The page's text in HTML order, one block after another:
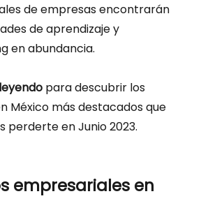
de empresas encontrarán
de aprendizaje y
en abundancia.
para descubrir los
México más destacados que
perderte en Junio 2023.
empresariales en